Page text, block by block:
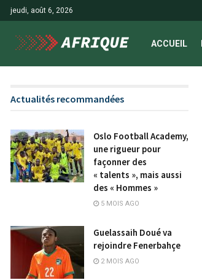
jeudi, août 6, 2026
ACCUEIL
Actualités recommandées
Oslo Football Academy,
une rigueur pour
façonner des
« talents », mais aussi
des « Hommes »
5 MOIS AGO
Guelassaih Doué va
rejoindre Fenerbahçe
2 MOIS AGO